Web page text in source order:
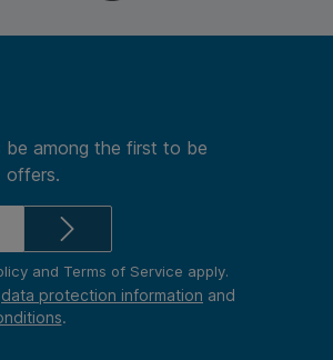
be among the first to be
offers.
and Terms of Service apply.
data protection information and
.